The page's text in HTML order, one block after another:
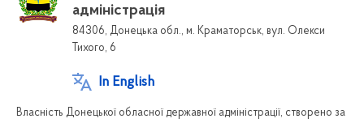
адміністрація
84306, Донецька обл., м. Краматорськ, вул. Олекси
Тихого, 6
In English
Власність Донецької обласної державної адміністрації, створено за